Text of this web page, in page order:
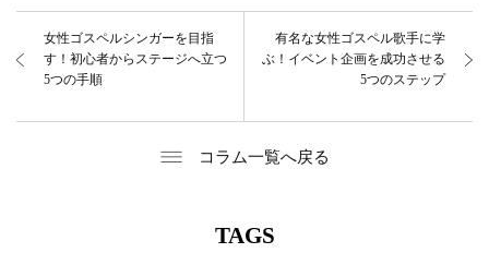
女性ゴスペルシンガーを目指
す！初心者からステージへ立つ
5つの手順
有名な女性ゴスペル歌手に学
ぶ！イベント企画を成功させる
5つのステップ
コラム一覧へ戻る
TAGS